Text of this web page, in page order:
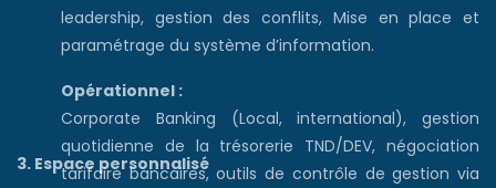
leadership, gestion des conflits, Mise en place et
paramétrage du système d’information.
Opérationnel :
Corporate Banking (Local, international), gestion
quotidienne de la trésorerie TND/DEV, négociation
tarifaire bancaires, outils de contrôle de gestion via
3. Espace personnalisé